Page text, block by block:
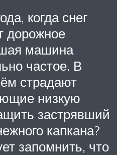
когда снег
дорожное
машина
частое. В
страдают
низкую
застрявший
капкана?
запомнить, что